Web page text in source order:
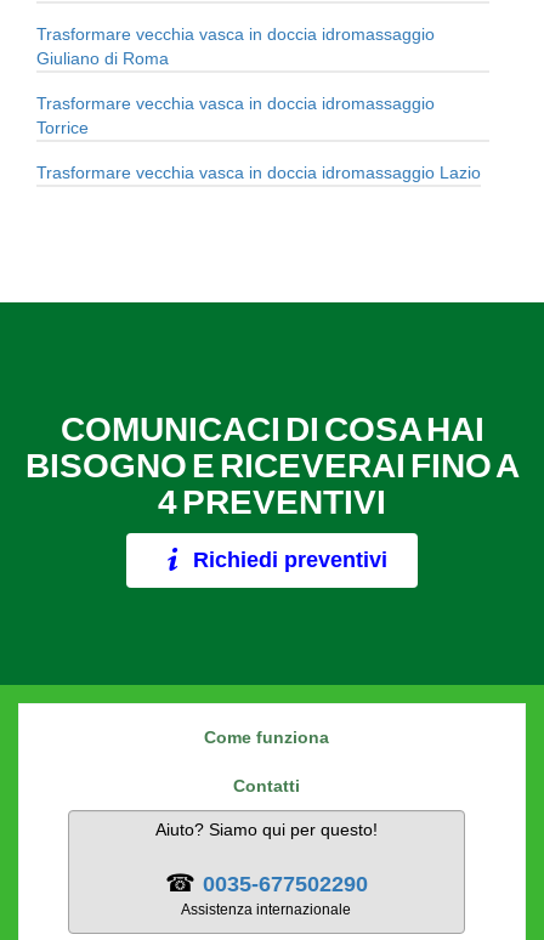
Trasformare vecchia vasca in doccia idromassaggio
Giuliano di Roma
Trasformare vecchia vasca in doccia idromassaggio
Torrice
Trasformare vecchia vasca in doccia idromassaggio Lazio
COMUNICACI DI COSA HAI
BISOGNO E RICEVERAI FINO A
4 PREVENTIVI
Richiedi preventivi
Come funziona
Contatti
Aiuto? Siamo qui per questo!
☎ 0035-677502290
Assistenza internazionale